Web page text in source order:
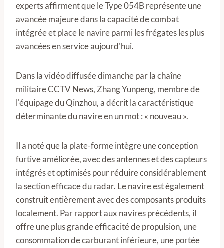
experts affirment que le Type 054B représente une
avancée majeure dans la capacité de combat
intégrée et place le navire parmi les frégates les plus
avancées en service aujourd'hui.
Dans la vidéo diffusée dimanche par la chaîne
militaire CCTV News, Zhang Yunpeng, membre de
l'équipage du Qinzhou, a décrit la caractéristique
déterminante du navire en un mot : « nouveau ».
Il a noté que la plate-forme intègre une conception
furtive améliorée, avec des antennes et des capteurs
intégrés et optimisés pour réduire considérablement
la section efficace du radar. Le navire est également
construit entièrement avec des composants produits
localement. Par rapport aux navires précédents, il
offre une plus grande efficacité de propulsion, une
consommation de carburant inférieure, une portée